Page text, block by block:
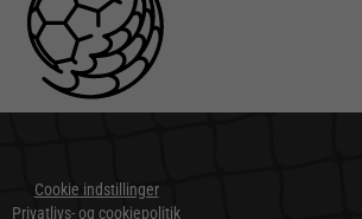
Cookie indstillinger
Privatlivs- og cookiepolitik